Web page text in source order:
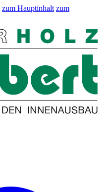
zum Hauptinhalt zum